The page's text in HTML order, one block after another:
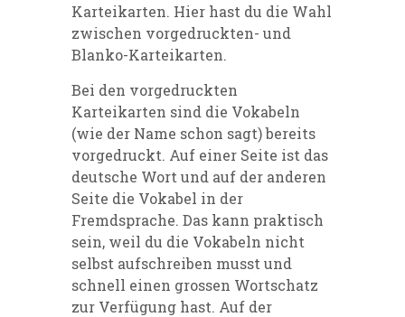
Karteikarten. Hier hast du die Wahl
zwischen vorgedruckten- und
Blanko-Karteikarten.
Bei den vorgedruckten
Karteikarten sind die Vokabeln
(wie der Name schon sagt) bereits
vorgedruckt. Auf einer Seite ist das
deutsche Wort und auf der anderen
Seite die Vokabel in der
Fremdsprache. Das kann praktisch
sein, weil du die Vokabeln nicht
selbst aufschreiben musst und
schnell einen grossen Wortschatz
zur Verfügung hast. Auf der